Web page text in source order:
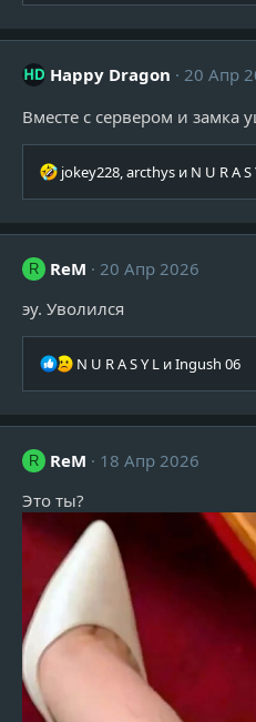
к
и
:
Happy Dragon
20 Апр
Вместе с сервером и замка
Р
к
и
:
jokey228 arcthys и N U R A S
R ReM
20 Апр 2026
эу. Уволился
Р
к
и
:
N U R A S Y L иIngush 06
R ReM
18 Апр 2026
Это ты?